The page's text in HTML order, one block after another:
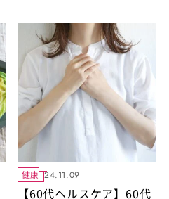
健康 24.11.09
【60代ヘルスケア】60代